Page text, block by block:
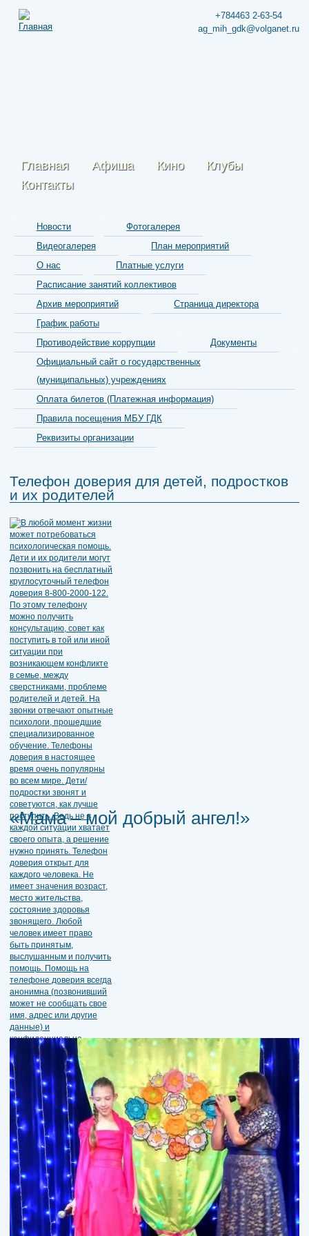
+784463 2-63-54
ag_mih_gdk@volganet.ru
Главная Афиша Кино
Клубы
Контакты
Новости
Фотогалерея
Видеогалерея
План мероприятий
О нас
Платные услуги
Расписание занятий коллективов
Архив мероприятий
Страница директора
График работы
Противодействие коррупции
Документы
Официальный сайт о государственных
(муниципальных) учреждениях
Оплата билетов (Платежная информация)
Правила посещения МБУ ГДК
Реквизиты организации
Телефон доверия для детей, подростков
и их родителей
«Мама – мой добрый ангел!»